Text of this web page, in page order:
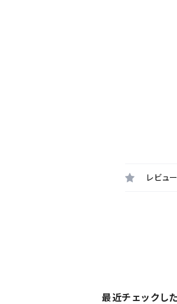
レビュー
最近チェックし